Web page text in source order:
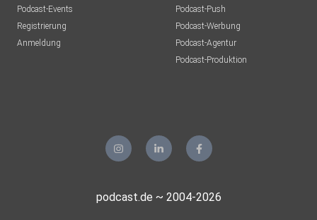
Podcast-Events
Registrierung
Anmeldung
Podcast-Push
Podcast-Werbung
Podcast-Agentur
Podcast-Produktion
podcast.de ~ 2004-2026